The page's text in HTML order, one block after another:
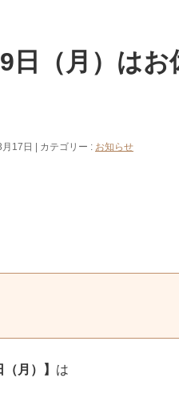
日（月）はお
17日 カテゴリー : お知らせ
月）】 は